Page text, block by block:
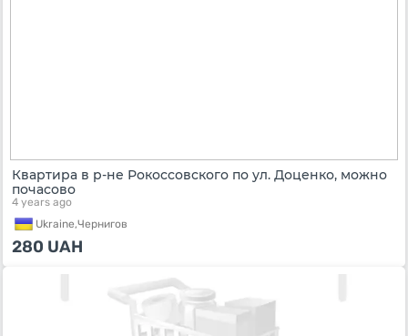
Квартира в р-не Рокоссовского по ул. Доценко, можно
почасово
4 years ago
Ukraine,Чернигов
280 UAH